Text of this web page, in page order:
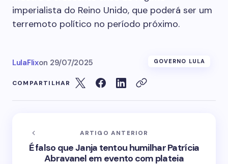
imperialista do Reino Unido, que poderá ser um
terremoto político no período próximo.
LulaFlixon 29/07/2025 GOVERNO LULA
COMPARTILHAR
ARTIGO ANTERIOR
É falso que Janja tentou humilhar Patrícia
Abravanel em evento com plateia